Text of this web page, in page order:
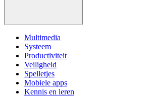
Multimedia
Systeem
Productiviteit
Veiligheid
Spelletjes
Mobiele apps
Kennis en leren